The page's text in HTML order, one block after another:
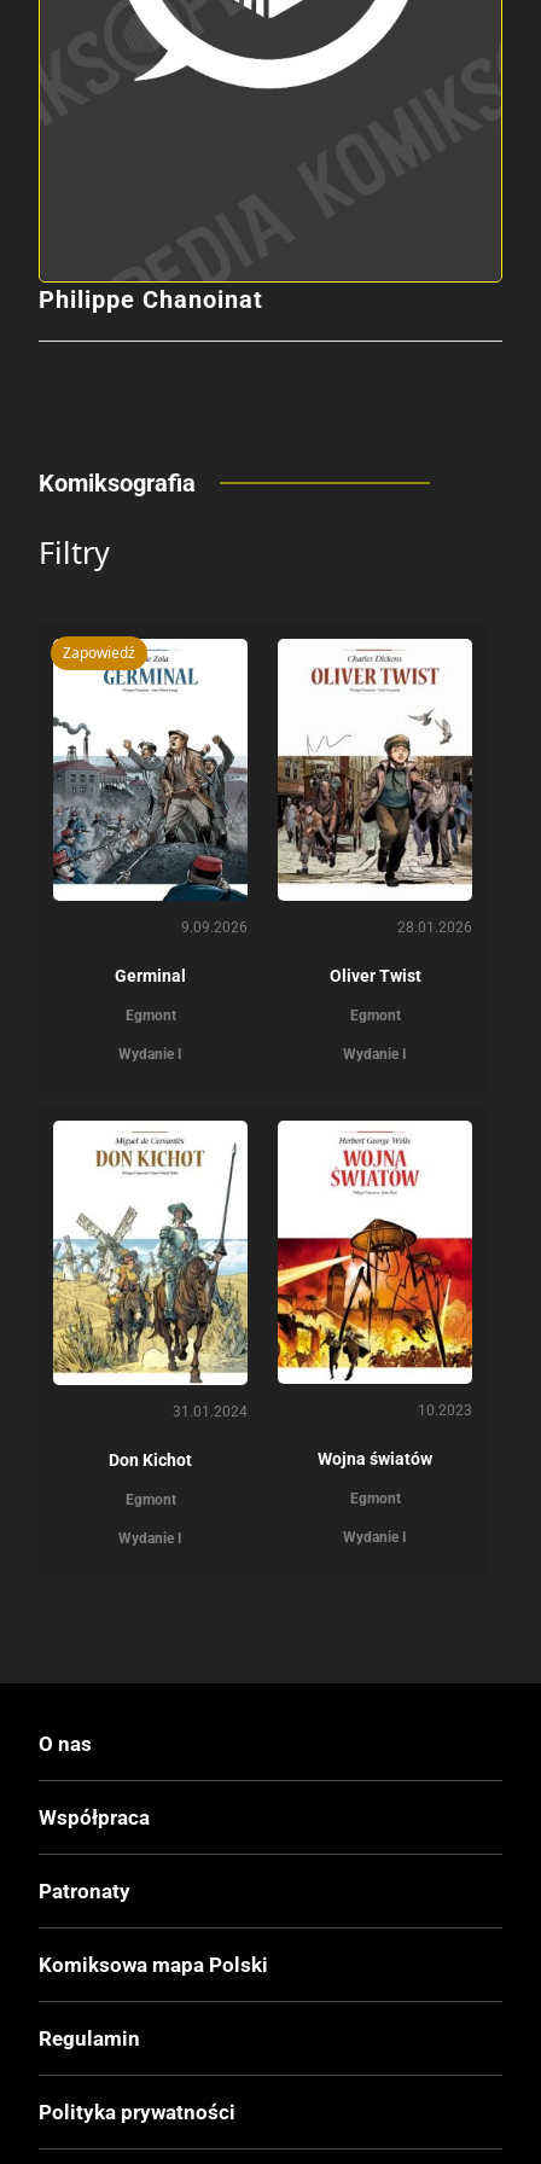
Philippe Chanoinat
Komiksografia
Filtry
Zapowiedź
9.09.2026
Germinal
Egmont
Wydanie I
28.01.2026
Oliver Twist
Egmont
Wydanie I
31.01.2024
Don Kichot
Egmont
Wydanie I
10.2023
Wojna światów
Egmont
Wydanie I
O nas
Współpraca
Patronaty
Komiksowa mapa Polski
Regulamin
Polityka prywatności